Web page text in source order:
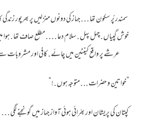
سمندر پُر سکون تھا . . . جہاز کی دونوں منزلیں پر بھرپور
خوش گپیاں . چہل پہل . سلام دعا . . . . مطلع صاف تھا . ہوا
عرشے پر واقع کینٹین میں چائے . کافی اور
”خواتین و حضرات .. . متوجہ ہوں . !“
کپتان کی پریشان اور بھرّائی ہوئی آواز جہاز میں گونجنے لگی . . .